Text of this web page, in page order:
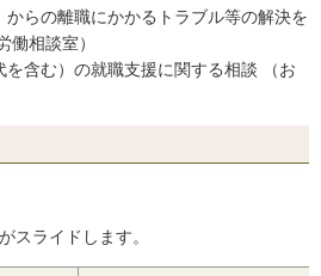
らの離職にかかるトラブル等の解決を
働相談室）
含む）の就職支援に関する相談 （お
スライドします。